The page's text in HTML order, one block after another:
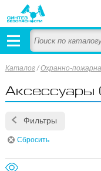
Каталог /Охранно-
Фильтры
Сбросить